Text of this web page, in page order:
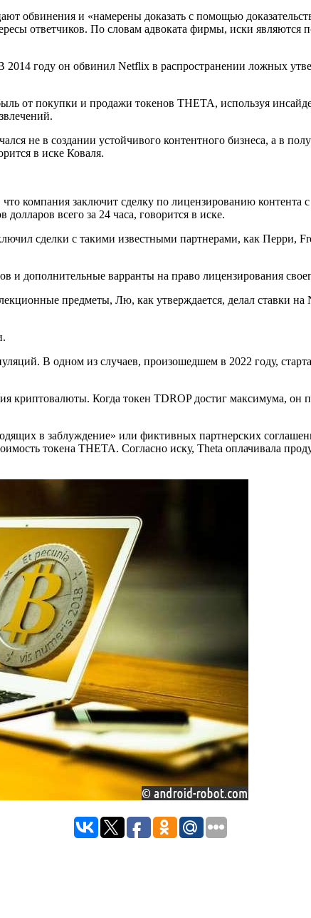
обвинения и «намерены доказать с помощью
ответчиков. По словам адвоката фирмы, иски являются
2014 году он обвинил Netflix в распространении ложных
от покупки и продажи токенов THETA, используя
не в создании устойчивого контентного бизнеса, а в
в иске Коваля.
компания заключит сделку по лицензированию
всего за 24 часа, говорится в иске.
сделки с такими известными партнерами, как Перри,
и дополнительные варранты на право лицензирования
предметы, Лю, как утверждается, делал ставки на
В одном из случаев, произошедшем в 2022 году,
Когда токен TDROP достиг максимума, он
в заблуждение» или фиктивных партнерских
токена THETA. Согласно иску, Theta оплачивала